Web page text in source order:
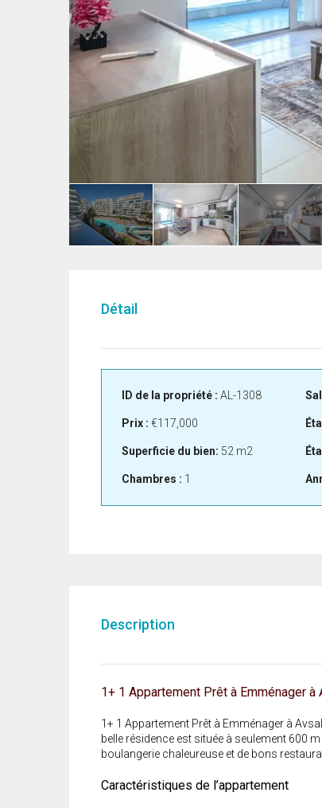
Détail
ID de la propriété : AL-1308
Prix : €117,000
Superficie du bien: 52 m2
Chambres : 1
Description
1+ 1 Appartement Prêt à Emménager à
1+ 1 Appartement Prêt à Emménager à
belle résidence est située à seulement 600
boulangerie chaleureuse et de bons
Caractéristiques de l’appartement